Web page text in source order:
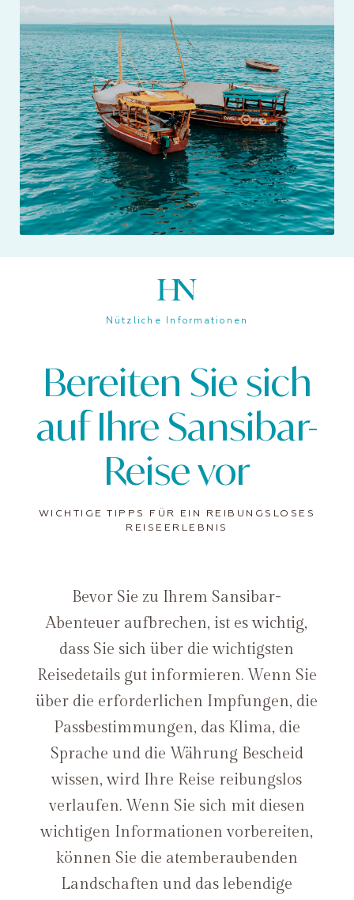
Nützliche Informationen
Bereiten Sie sich
auf Ihre Sansibar-
Reise vor
WICHTIGE TIPPS FÜR EIN REIBUNGSLOSES
REISEERLEBNIS
Bevor Sie zu Ihrem Sansibar-
Abenteuer aufbrechen, ist es wichtig,
dass Sie sich über die wichtigsten
Reisedetails gut informieren. Wenn Sie
über die erforderlichen Impfungen, die
Passbestimmungen, das Klima, die
Sprache und die Währung Bescheid
wissen, wird Ihre Reise reibungslos
verlaufen. Wenn Sie sich mit diesen
wichtigen Informationen vorbereiten,
können Sie die atemberaubenden
Landschaften und das lebendige